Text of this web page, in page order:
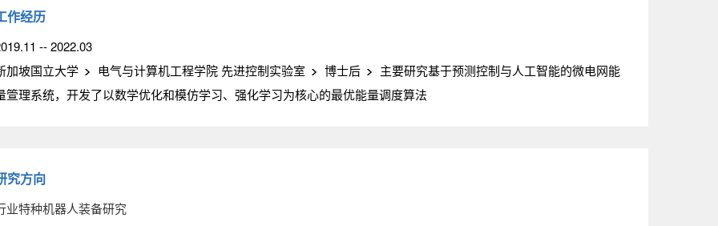
作经历
-- 2022.03
加坡国立大学
电气与计算机工程学院 先进控制实验室 博士后
主要研究基于预测控制与人工智能的微电网能
箮理系统，开发了以数学优化和模仿学习、强化学习为核心的最优能量调度算法
究方向
业特种机器人装备研究